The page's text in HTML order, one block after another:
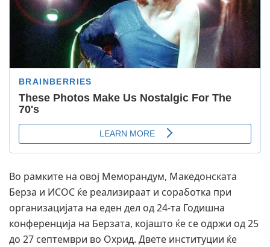
Во рамките на овој Меморандум, Македонската
Берза и ИСОС ќе реализираат и соработка при
организацијата на еден дел од 24-та Годишна
конференција на Берзата, којашто ќе се одржи од 25
до 27 септември во Охрид. Двете институции ќе